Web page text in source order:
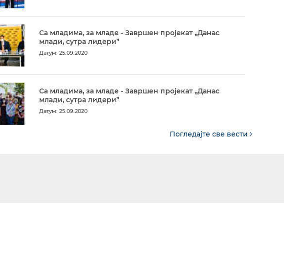
Са младима, за младе - Завршен пројекат „Данас
млади, сутра лидери”
Датум: 25.09.2020
Са младима, за младе - Завршен пројекат „Данас
млади, сутра лидери”
Датум: 25.09.2020
Погледајте све вести